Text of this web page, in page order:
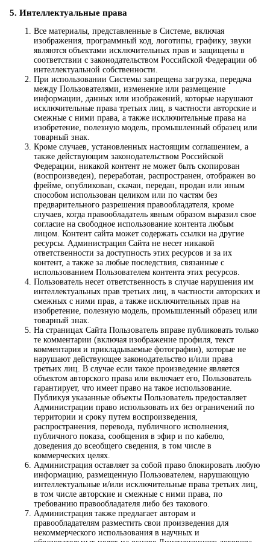
5. Интеллектуальные права
Все материалы, представленные в Системе, включая
изображения, программный код, логотипы, графику, звуки
являются объектами исключительных прав и защищены в
соответствии с законодательством Российской Федерации об
интеллектуальной собственности.
При использовании Системы запрещена загрузка, передача
между Пользователями, изменение или размещение
информации, данных или изображений, которые нарушают
исключительные права третьих лиц, в частности авторские и
смежные с ними права, а также исключительные права на
изобретение, полезную модель, промышленный образец или
товарный знак.
Кроме случаев, установленных настоящим соглашением, а
также действующим законодательством Российской
Федерации, никакой контент не может быть скопирован
(воспроизведен), переработан, распространен, отображен во
фрейме, опубликован, скачан, передан, продан или иным
способом использован целиком или по частям без
предварительного разрешения правообладателя, кроме
случаев, когда правообладатель явным образом выразил свое
согласие на свободное использование контента любым
лицом. Контент сайта может содержать ссылки на другие
ресурсы. Администрация Сайта не несет никакой
ответственности за доступность этих ресурсов и за их
контент, а также за любые последствия, связанные с
использованием Пользователем контента этих ресурсов.
Пользователь несет ответственность в случае нарушения им
интеллектуальных прав третьих лиц, в частности авторских и
смежных с ними прав, а также исключительных прав на
изобретение, полезную модель, промышленный образец или
товарный знак.
На страницах Сайта Пользователь вправе публиковать только
те комментарии (включая изображение профиля, текст
комментария и прикладываемые фотографии), которые не
нарушают действующее законодательство и/или права
третьих лиц. В случае если такое произведение является
объектом авторского права или включает его, Пользователь
гарантирует, что имеет право на такое использование.
Публикуя указанные объекты Пользователь предоставляет
Администрации право использовать их без ограничений по
территории и сроку путем воспроизведения,
распространения, перевода, публичного исполнения,
публичного показа, сообщения в эфир и по кабелю,
доведения до всеобщего сведения, в том числе в
коммерческих целях.
Администрация оставляет за собой право блокировать любую
информацию, размещенную Пользователем, нарушающую
интеллектуальные и/или исключительные права третьих лиц,
в том числе авторские и смежные с ними права, по
требованию правообладателя либо без такового.
Администрация также предлагает авторам и
правообладателям разместить свои произведения для
некоммерческого использования в научных и